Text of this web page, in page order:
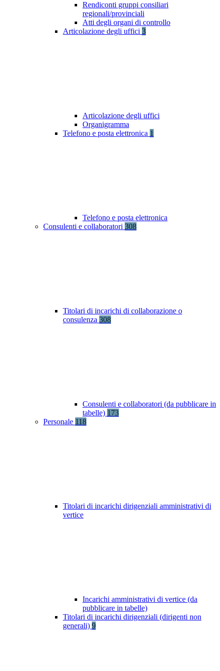
Rendiconti gruppi consiliari
regionali/provinciali
Atti degli organi di controllo
Articolazione degli uffici 3
Articolazione degli uffici
Organigramma
Telefono e posta elettronica 1
Telefono e posta elettronica
Consulenti e collaboratori 308
Titolari di incarichi di collaborazione o
consulenza 308
Consulenti e collaboratori (da pubblicare in
tabelle) 173
Personale 118
Titolari di incarichi dirigenziali amministrativi di
vertice
Incarichi amministrativi di vertice (da
pubblicare in tabelle)
Titolari di incarichi dirigenziali (dirigenti non
generali) 9